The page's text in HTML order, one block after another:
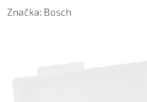
Značka: Bosch